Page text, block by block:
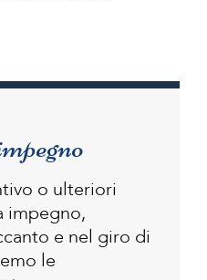
o ulteriori
impegno,
e nel giro di
le